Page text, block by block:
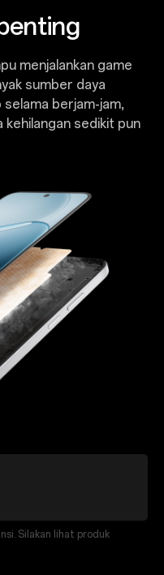
menjalankan game
sumber daya
selama berjam-jam,
kehilangan sedikit pun
Silakan lihat produk